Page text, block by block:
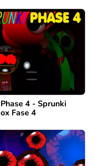
4 - Sprunki
Fase 4